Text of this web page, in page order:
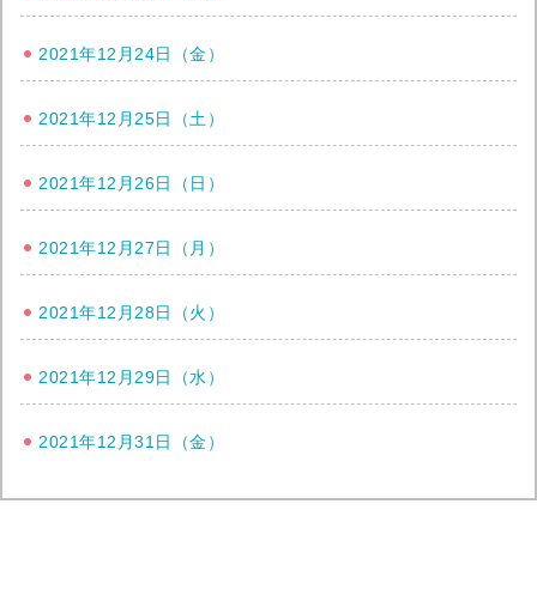
2021年12月24日（金）
2021年12月25日（土）
2021年12月26日（日）
2021年12月27日（月）
2021年12月28日（火）
2021年12月29日（水）
2021年12月31日（金）